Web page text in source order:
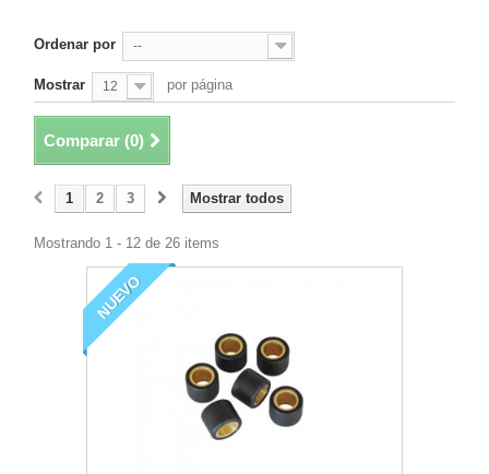
Ordenar por --
Mostrar 12 por página
Comparar (0)
Mostrar todos
1 2 3
Mostrando 1 - 12 de 26 items
NUEVO